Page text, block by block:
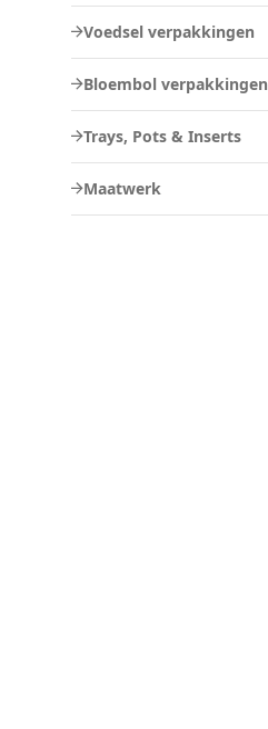
Voedsel verpakkingen
Bloembol verpakkingen
Trays, Pots & Inserts
Maatwerk